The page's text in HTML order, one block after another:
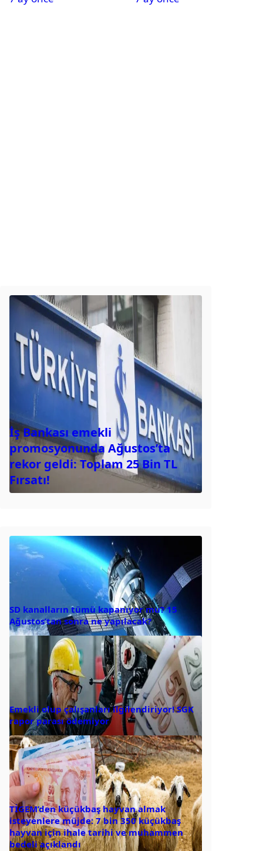
İş Bankası emekli
promosyonunda Ağustos’ta
rekor geldi: Toplam 25 Bin TL
Fırsatı!
SD kanalların tümü kapanıyor mu? 15
Ağustos’tan sonra ne yapılacak?
Emekli olup çalışanları ilgilendiriyor! SGK
rapor parası ödemiyor
TİGEM’den küçükbaş hayvan almak
isteyenlere müjde: 7 bin 350 küçükbaş
hayvan için ihale tarihi ve muhammen
bedeli açıklandı